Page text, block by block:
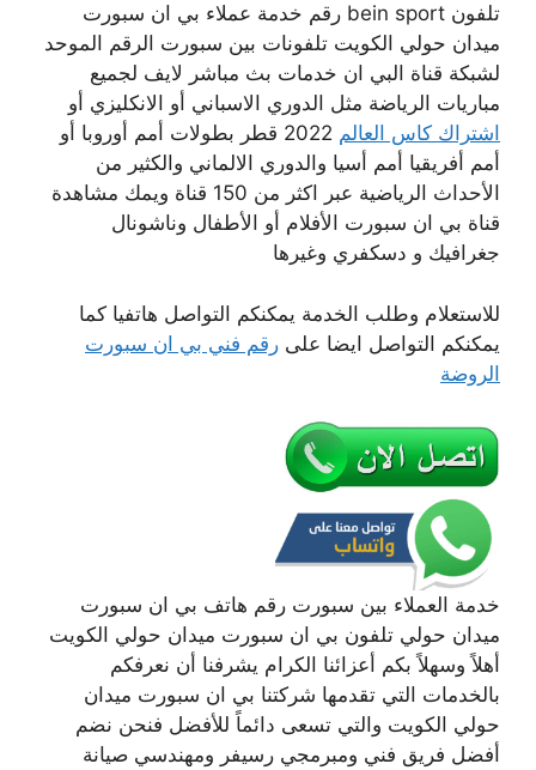
تلفون bein sport رقم خدمة عملاء بي ان سبورت
ميدان حولي الكويت تلفونات بين سبورت الرقم الموحد
لشبكة قناة البي ان خدمات بث مباشر لايف لجميع
مباريات الرياضة مثل الدوري الاسباني أو الانكليزي أو
اشتراك كاس العالم
2022 قطر بطولات أمم أوروبا أو
أمم أفريقيا أمم أسيا والدوري الالماني والكثير من
الأحداث الرياضية عبر اكثر من 150 قناة ويمك مشاهدة
قناة بي ان سبورت الأفلام أو الأطفال وناشونال
جغرافيك و دسكفري وغيرها
للاستعلام وطلب الخدمة يمكنكم التواصل هاتفيا كما
يمكنكم التواصل ايضا على رقم فني بي ان سبورت
الروضة
خدمة العملاء بين سبورت رقم هاتف بي ان سبورت
ميدان حولي تلفون بي ان سبورت ميدان حولي الكويت
أهلاً وسهلاً بكم أعزائنا الكرام يشرفنا أن نعرفكم
بالخدمات التي تقدمها شركتنا بي ان سبورت ميدان
حولي الكويت والتي تسعى دائماً للأفضل فنحن نضم
أفضل فريق فني ومبرمجي رسيفر ومهندسي صيانة